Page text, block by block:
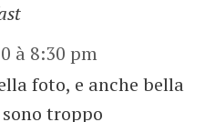
à 8:30 pm
foto, e anche bella
troppo